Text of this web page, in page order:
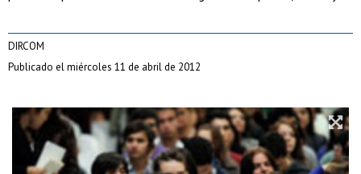
DIRCOM
Publicado el miércoles 11 de abril de 2012